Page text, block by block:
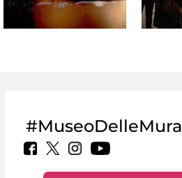
#MuseoDelleMura